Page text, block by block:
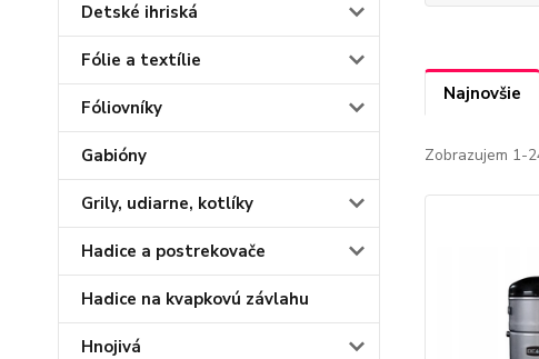
Detské ihriská
Fólie a textílie
Fóliovníky
Gabióny
Grily, udiarne, kotlíky
Hadice a postrekovače
Hadice na kvapkovú závlahu
Hnojivá
Najnovšie
Zobrazujem 1-